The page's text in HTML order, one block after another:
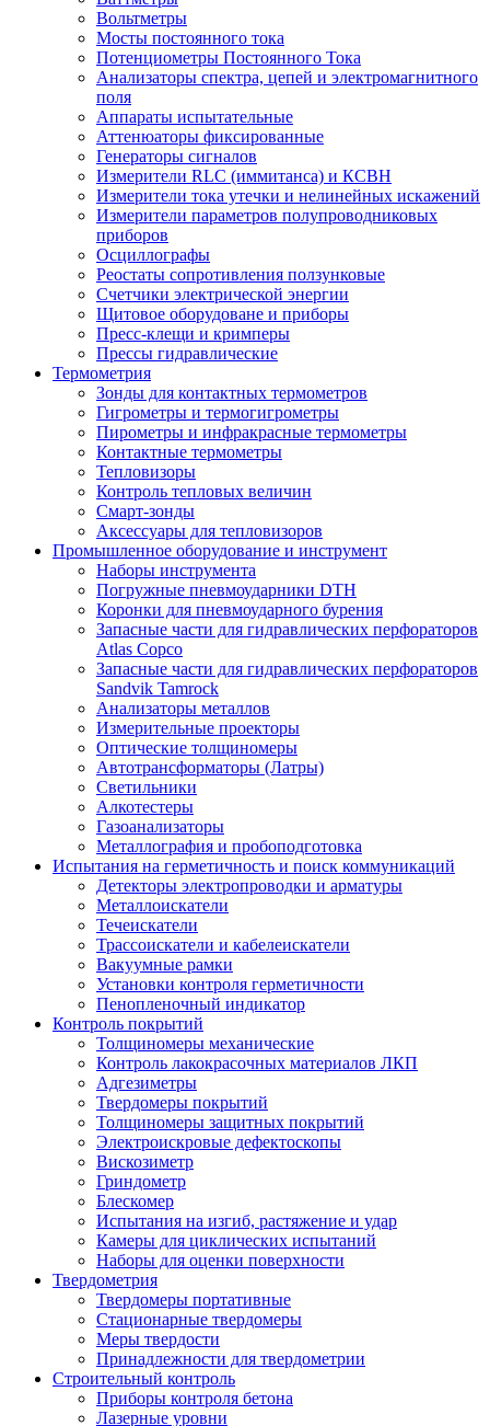
Вольтметры
Мосты постоянного тока
Потенциометры Постоянного Тока
Анализаторы спектра, цепей и электромагнитного
поля
Аппараты испытательные
Аттенюаторы фиксированные
Генераторы сигналов
Измерители RLC (иммитанса) и КСВН
Измерители тока утечки и нелинейных искажений
Измерители параметров полупроводниковых
приборов
Осциллографы
Реостаты сопротивления ползунковые
Счетчики электрической энергии
Щитовое оборудоване и приборы
Пресс-клещи и кримперы
Прессы гидравлические
Термометрия
Зонды для контактных термометров
Гигрометры и термогигрометры
Пирометры и инфракрасные термометры
Контактные термометры
Тепловизоры
Контроль тепловых величин
Смарт-зонды
Аксессуары для тепловизоров
Промышленное оборудование и инструмент
Наборы инструмента
Погружные пневмоударники DTH
Коронки для пневмоударного бурения
Запасные части для гидравлических перфораторов
Atlas Copco
Запасные части для гидравлических перфораторов
Sandvik Tamrock
Анализаторы металлов
Измерительные проекторы
Оптические толщиномеры
Автотрансформаторы (Латры)
Светильники
Алкотестеры
Газоанализаторы
Металлография и пробоподготовка
Испытания на герметичность и поиск коммуникаций
Детекторы электропроводки и арматуры
Металлоискатели
Течеискатели
Трассоискатели и кабелеискатели
Вакуумные рамки
Установки контроля герметичности
Пенопленочный индикатор
Контроль покрытий
Толщиномеры механические
Контроль лакокрасочных материалов ЛКП
Адгезиметры
Твердомеры покрытий
Толщиномеры защитных покрытий
Электроискровые дефектоскопы
Вискозиметр
Гриндометр
Блескомер
Испытания на изгиб, растяжение и удар
Камеры для циклических испытаний
Наборы для оценки поверхности
Твердометрия
Твердомеры портативные
Стационарные твердомеры
Меры твердости
Принадлежности для твердометрии
Строительный контроль
Приборы контроля бетона
Лазерные уровни